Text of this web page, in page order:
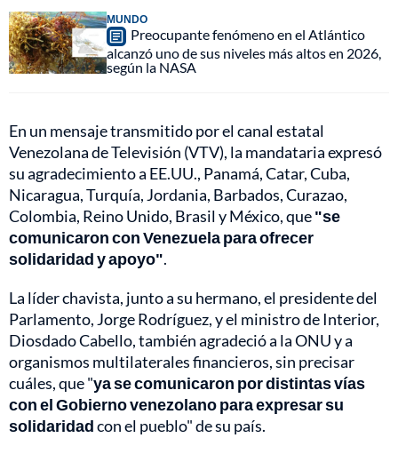
MUNDO
Preocupante fenómeno en el Atlántico
alcanzó uno de sus niveles más altos en 2026,
según la NASA
En un mensaje transmitido por el canal estatal
Venezolana de Televisión (VTV), la mandataria expresó
su agradecimiento a EE.UU., Panamá, Catar, Cuba,
Nicaragua, Turquía, Jordania, Barbados, Curazao,
Colombia, Reino Unido, Brasil y México, que"se
comunicaron con Venezuela para ofrecer
solidaridad y apoyo".
La líder chavista, junto a su hermano, el presidente del
Parlamento, Jorge Rodríguez, y el ministro de Interior,
Diosdado Cabello, también agradeció a la ONU y a
organismos multilaterales financieros, sin precisar
cuáles, que "ya se comunicaron por distintas vías
con el Gobierno venezolano para expresar su
solidaridadcon el pueblo" de su país.